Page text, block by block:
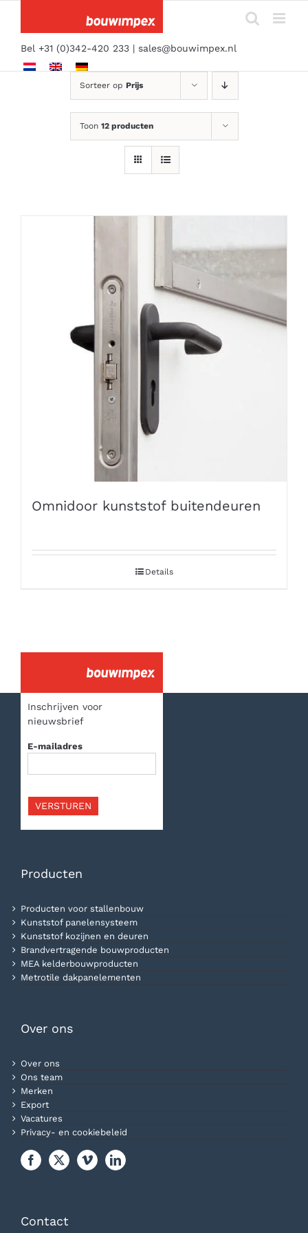
inhoud
Bel +31 (0)342-420 233 | sales@bouwimpex.nl
Sorteer op Prijs
Toon 12 producten
Omnidoor kunststof buitendeuren
Details
Inschrijven voor
nieuwsbrief
E-mailadres
VERSTUREN
Producten
Producten voor stallenbouw
Kunststof panelensysteem
Kunststof kozijnen en deuren
Brandvertragende bouwproducten
MEA kelderbouwproducten
Metrotile dakpanelementen
Over ons
Over ons
Ons team
Merken
Export
Vacatures
Privacy- en cookiebeleid
Contact